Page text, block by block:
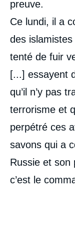
preuve.
Ce lundi, il a
des
tenté de fuir
[...] essayent
qu’il n’y pas
terrorisme et
perpétré ces
savons qui a
Russie et son
c’est le